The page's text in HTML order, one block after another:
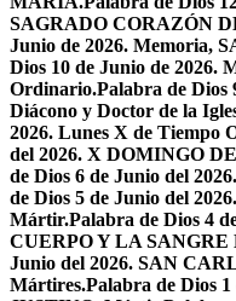
SAGRADO CORAZÓN
Junio de 2026. Memoria,
Dios 10 de Junio de 2026.
Ordinario.Palabra de Dios
Diácono y Doctor de la
2026. Lunes X de Tiempo
del 2026. X DOMINGO
de Dios 6 de Junio del
de Dios 5 de Junio del
Mártir.Palabra de Dios 4
CUERPO Y LA SANGRE
Junio del 2026. SAN
Mártires.Palabra de Dios